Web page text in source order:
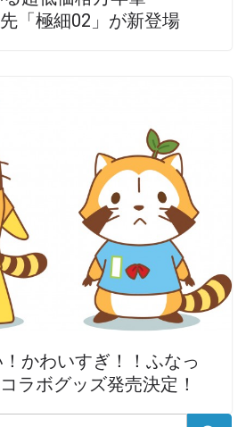
「極細02」が新登場
かわいすぎ！！ふなっ
ラボグッズ発売決定！